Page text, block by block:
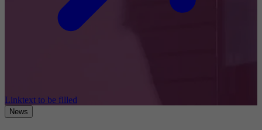
Linktext to be filled
News